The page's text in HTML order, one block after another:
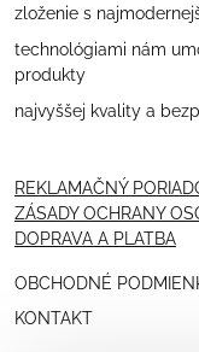
zloženie s
technológiami nám
produkty
najvyššej kvality a
REKLAMAČNÝ
ZÁSADY OCHRANY
DOPRAVA A PLATBA
OBCHODNÉ
KONTAKT